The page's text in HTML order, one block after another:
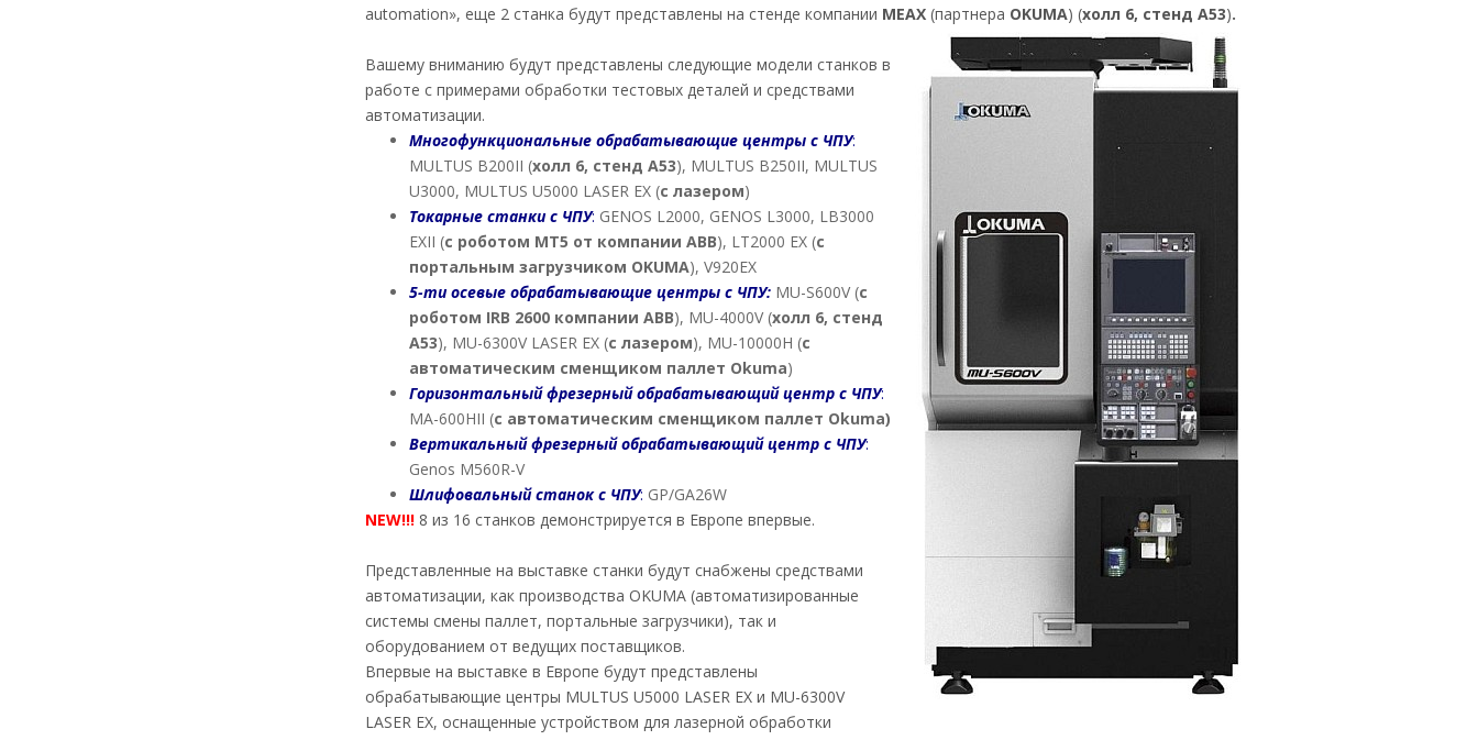
automation», еще 2 станка будут представлены на стенде компании MEAX (партнера OKUMA) (холл 6, стенд A53).
Вашему вниманию будут представлены следующие модели станков в
работе с примерами обработки тестовых деталей и средствами
автоматизации.
Многофункциональные обрабатывающие центры с ЧПУ:
MULTUS B200II (холл 6, стенд А53), MULTUS B250II, MULTUS
U3000, MULTUS U5000 LASER EX (с лазером)
Токарные станки с ЧПУ: GENOS L2000, GENOS L3000, LB3000
EXII (с роботом MT5 от компании ABB), LT2000 EX (с
портальным загрузчиком OKUMA), V920EX
5-ти осевые обрабатывающие центры с ЧПУ: MU-S600V (с
роботом IRB 2600 компании ABB), MU-4000V (холл 6, стенд
А53), MU-6300V LASER EX (с лазером), MU-10000H (с
автоматическим сменщиком паллет Okuma)
Горизонтальный фрезерный обрабатывающий центр с ЧПУ:
MA-600HII (с автоматическим сменщиком паллет Okuma)
Вертикальный фрезерный обрабатывающий центр с ЧПУ:
Genos M560R-V
Шлифовальный станок с ЧПУ: GP/GA26W
NEW!!! 8 из 16 станков демонстрируется в Европе впервые.
Представленные на выставке станки будут снабжены средствами
автоматизации, как производства OKUMA (автоматизированные
системы смены паллет, портальные загрузчики), так и
оборудованием от ведущих поставщиков.
Впервые на выставке в Европе будут представлены
обрабатывающие центры MULTUS U5000 LASER EX и MU-6300V
LASER EX, оснащенные устройством для лазерной обработки